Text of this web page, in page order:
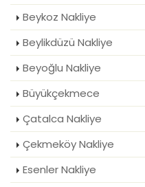
Beykoz Nakliye
Beylikdüzü Nakliye
Beyoğlu Nakliye
Büyükçekmece
Çatalca Nakliye
Çekmeköy Nakliye
Esenler Nakliye